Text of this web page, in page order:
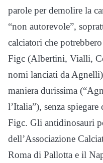
parole per demolire la
“non autorevole”,
calciatori che
Figc (Albertini, Vialli,
nomi lanciati da
maniera durissima
l’Italia”), senza
Figc. Gli antidinosauri
dell’Associazione
Roma di Pallotta e il